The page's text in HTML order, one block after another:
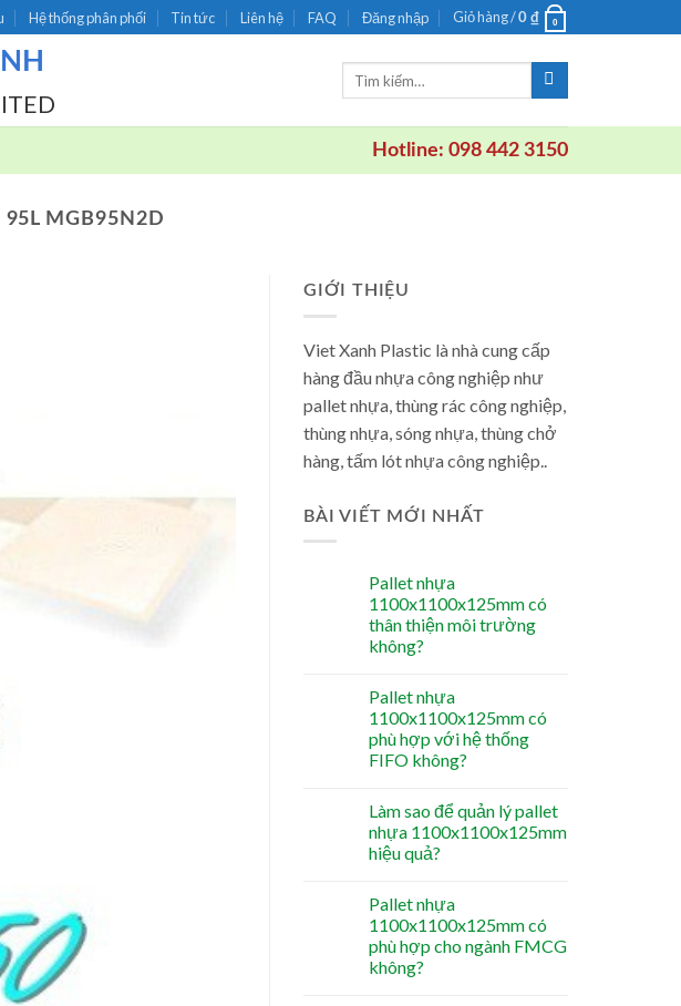
Hệ thống phân phối Tin tức Liên hệ FAQ Đăng nhập Giỏ hàng /0 ₫ 0
Hotline: 098 442 3150
95L MGB95N2D
GIỚI THIỆU
Viet Xanh Plastic là nhà cung cấp
hàng đầu nhựa công nghiệp như
pallet nhựa, thùng rác công nghiệp,
thùng nhựa, sóng nhựa, thùng chở
hàng, tấm lót nhựa công nghiệp..
BÀI VIẾT MỚI NHẤT
Pallet nhựa
1100x1100x125mm có
thân thiện môi trường
không?
Pallet nhựa
1100x1100x125mm có
phù hợp với hệ thống
FIFO không?
Làm sao để quản lý pallet
nhựa 1100x1100x125mm
hiệu quả?
Pallet nhựa
1100x1100x125mm có
phù hợp cho ngành FMCG
không?